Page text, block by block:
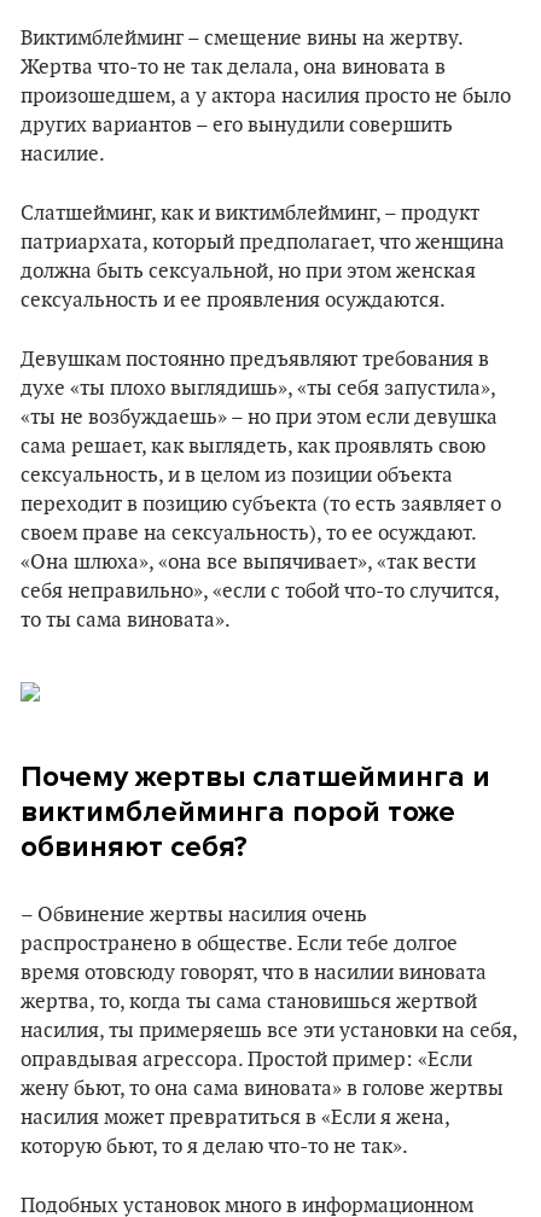
Виктимблейминг – смещение вины на жертву.
Жертва что-то не так делала, она виновата в
произошедшем, а у актора насилия просто не было
других вариантов – его вынудили совершить
насилие.
Слатшейминг, как и виктимблейминг, – продукт
патриархата, который предполагает, что женщина
должна быть сексуальной, но при этом женская
сексуальность и ее проявления осуждаются.
Девушкам постоянно предъявляют требования в
духе «ты плохо выглядишь», «ты себя запустила»,
«ты не возбуждаешь» – но при этом если девушка
сама решает, как выглядеть, как проявлять свою
сексуальность, и в целом из позиции объекта
переходит в позицию субъекта (то есть заявляет о
своем праве на сексуальность), то ее осуждают.
«Она шлюха», «она все выпячивает», «так вести
себя неправильно», «если с тобой что-то случится,
то ты сама виновата».
Почему жертвы слатшейминга и
виктимблейминга порой тоже
обвиняют себя?
– Обвинение жертвы насилия очень
распространено в обществе. Если тебе долгое
время отовсюду говорят, что в насилии виновата
жертва, то, когда ты сама становишься жертвой
насилия, ты примеряешь все эти установки на себя,
оправдывая агрессора. Простой пример: «Если
жену бьют, то она сама виновата» в голове жертвы
насилия может превратиться в «Если я жена,
которую бьют, то я делаю что-то не так».
Подобных установок много в информационном